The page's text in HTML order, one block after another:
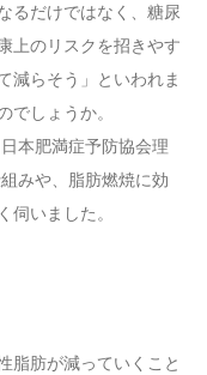
るだけではなく、糖尿
上のリスクを招きやす
減らそう」といわれま
でしょうか。
本肥満症予防協会理
みや、脂肪燃焼に効
伺いました。
脂肪が減っていくこと